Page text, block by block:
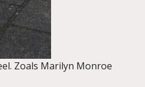
Zoals Marilyn Monroe